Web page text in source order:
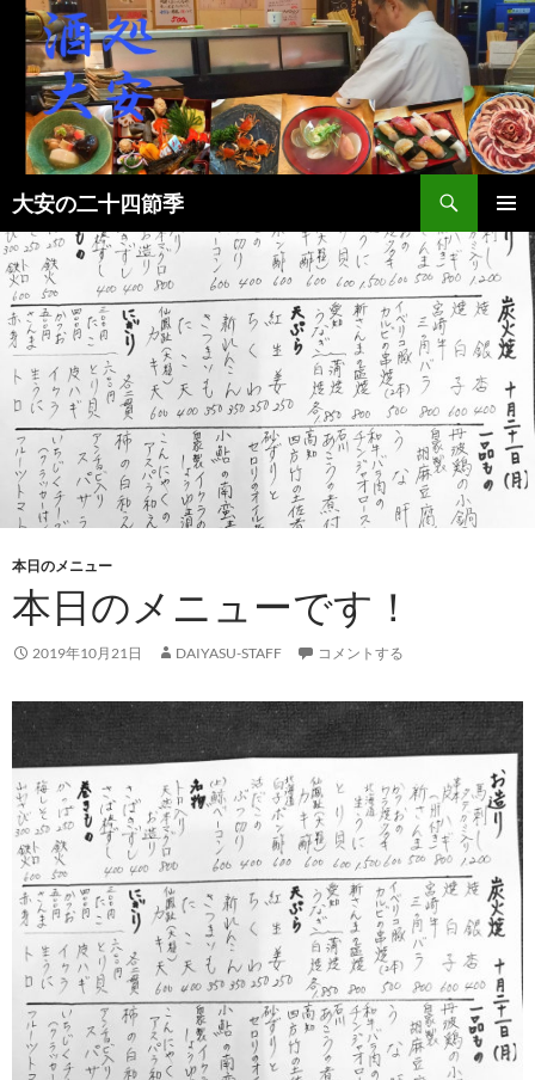
大安の二十四節季
検
索
メインメ
ニュー
ン
テ
ン
ツ
へ
ス
キ
ッ
プ
本日のメニュー
本日のメニューです！
2019年10月21日 DAIYASU-STAFF コメントする